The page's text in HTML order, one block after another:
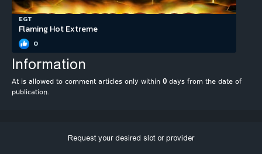
EGT
Flaming Hot Extreme
0
Information
At is allowed to comment articles only within 0 days from the date of
publication.
Request your desired slot or provider